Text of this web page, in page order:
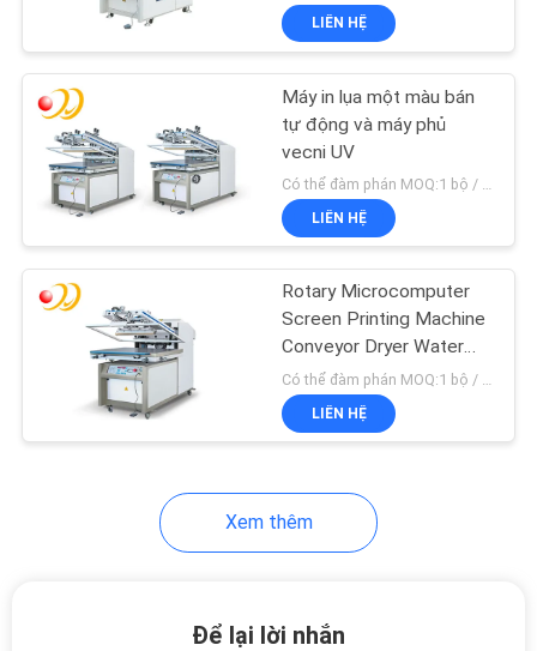
Máy phủ UV
Máy đóng sách
Máy in Offset
LIÊN HỆ
Máy in lụa một màu bán
tự động và máy phủ
vecni UV
Có thể đàm phán MOQ:1 bộ / bộ
LIÊN HỆ
Rotary Microcomputer
Screen Printing Machine
Conveyor Dryer Water
Based
Có thể đàm phán MOQ:1 bộ / bộ
LIÊN HỆ
Xem thêm
Để lại lời nhắn